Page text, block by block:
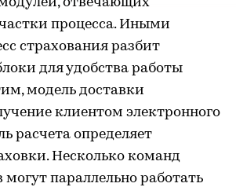
процесса. Иными
страхования разбит
для удобства работы
модель доставки
клиентом электронного
расчета определяет
Несколько команд
параллельно работать